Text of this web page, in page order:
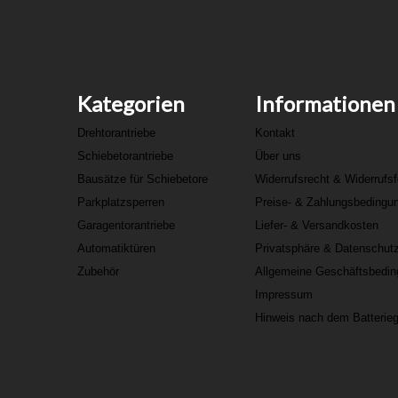
Kategorien
Drehtorantriebe
Schiebetorantriebe
Bausätze für Schiebetore
Parkplatzsperren
Garagentorantriebe
Automatiktüren
Zubehör
Informationen
Kontakt
Über uns
Widerrufsrecht &
Preise- &
Liefer- & Versandkosten
Privatsphäre & Datenschutz
Allgemeine
Impressum
Hinweis nach dem